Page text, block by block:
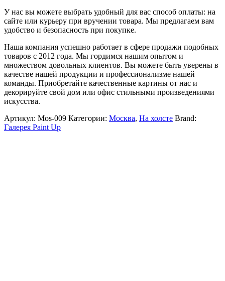
У нас вы можете выбрать удобный для вас способ оплаты: на
сайте или курьеру при вручении товара. Мы предлагаем вам
удобство и безопасность при покупке.
Наша компания успешно работает в сфере продажи подобных
товаров с 2012 года. Мы гордимся нашим опытом и
множеством довольных клиентов. Вы можете быть уверены в
качестве нашей продукции и профессионализме нашей
команды. Приобретайте качественные картины от нас и
декорируйте свой дом или офис стильными произведениями
искусства.
Артикул: Mos-009 Категории: Москва, На холсте Brand:
Галерея Paint Up